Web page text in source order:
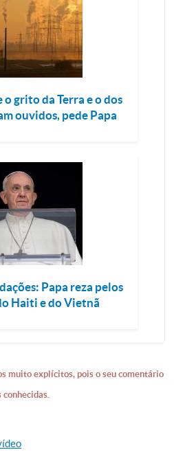
o grito da Terra e o dos
ouvidos, pede Papa
Papa reza pelos
Haiti e do Vietnã
muito explícitos, pois o seu comentário
conhecidas.